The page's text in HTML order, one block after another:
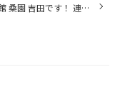
こんにちは！タイヤ館 桑園 吉田です！ 連日暑い日が続いていますね！PIT作業をするだけでも汗が止まりません・・・ プレミアムタイヤセールが、21日 本日迄となっております！ お得にご購入できるチャンスです！たくさんのご来店お待ちしております！ 詳しくはコチラ→プレミアムタイヤセール さて...